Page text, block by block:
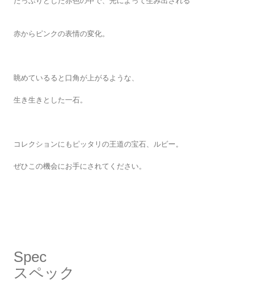
赤からピンクの表情の変化。
眺めているると口角が上がるような、
生き生きとした一石。
コレクションにもピッタリの王道の宝石、ルビー。
ぜひこの機会にお手にされてください。
Spec
スペック